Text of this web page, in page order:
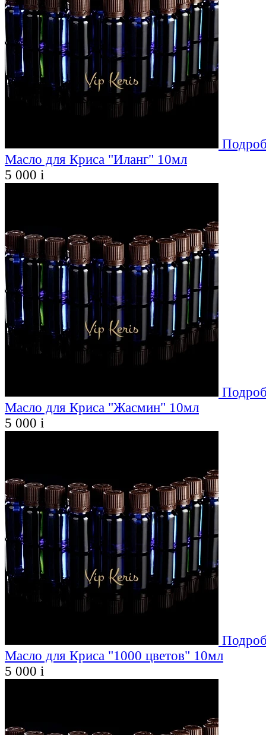
Масло для Криса "Иланг" 10мл
5 000 i
Масло для Криса "Жасмин" 10мл
5 000 i
Масло для Криса "1000 цветов" 10мл
5 000 i